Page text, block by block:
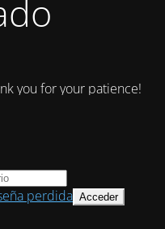
you for your patience!
perdida